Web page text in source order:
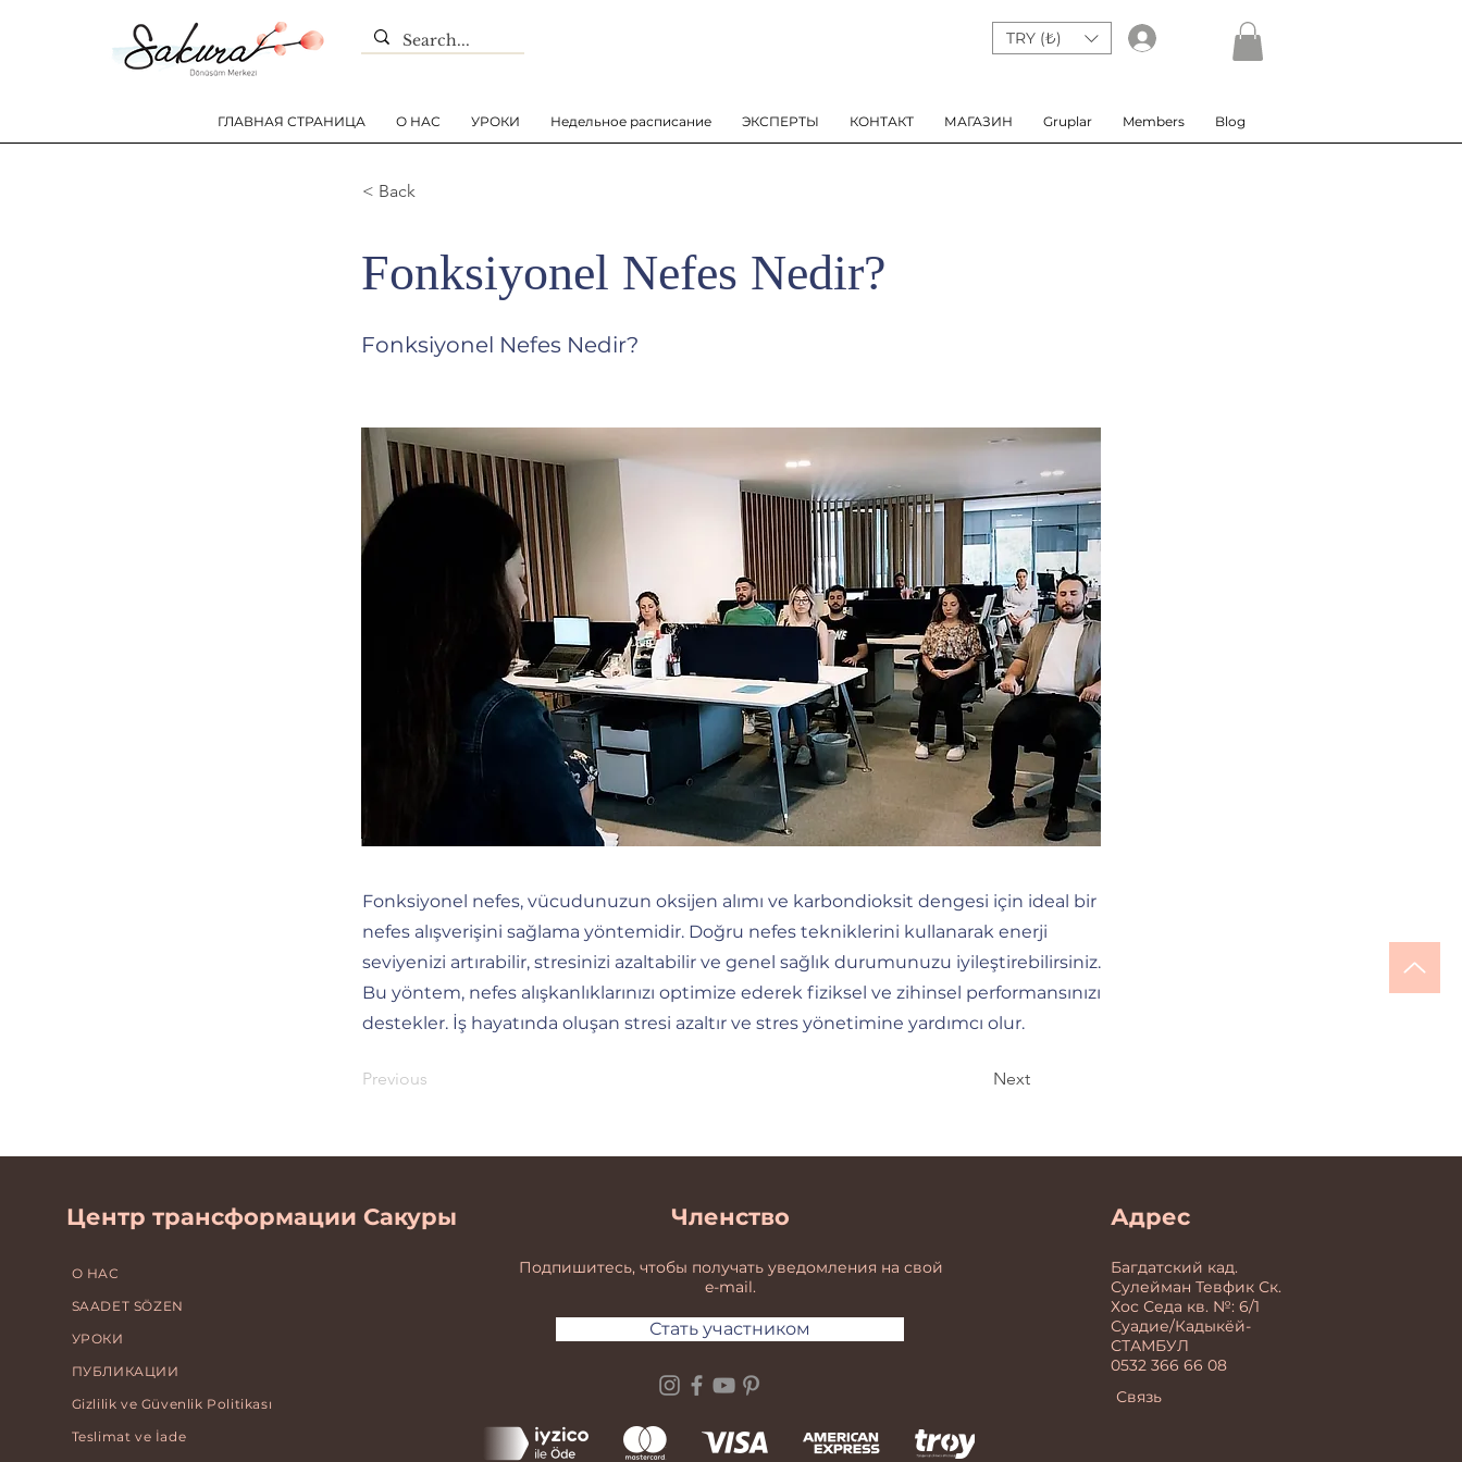
TRY (₺)
ГЛАВНАЯ СТРАНИЦА О НАС УРОКИ Недельное расписание ЭКСПЕРТЫ КОНТАКТ МАГАЗИН Gruplar Members Blog
< Back
Fonksiyonel Nefes Nedir?
Fonksiyonel Nefes Nedir?
Fonksiyonel nefes, vücudunuzun oksijen alımı ve karbondioksit dengesi için ideal bir
nefes alışverişini sağlama yöntemidir. Doğru nefes tekniklerini kullanarak enerji
seviyenizi artırabilir, stresinizi azaltabilir ve genel sağlık durumunuzu iyileştirebilirsiniz.
Bu yöntem, nefes alışkanlıklarınızı optimize ederek fiziksel ve zihinsel performansınızı
destekler. İş hayatında oluşan stresi azaltır ve stres yönetimine yardımcı olur.
Previous Next
Центр трансформации Сакуры
О НАС
SAADET SÖZEN
УРОКИ
ПУБЛИКАЦИИ
Gizlilik ve Güvenlik Politikası
Teslimat ve İade
Членство
Подпишитесь, чтобы получать уведомления на свой
e-mail.
Стать участником
Адрес
Багдатский кад.
Сулейман Тевфик Ск.
Хос Седа кв. №: 6/1
Суадие/Кадыкёй-
СТАМБУЛ
0532 366 66 08
Связь